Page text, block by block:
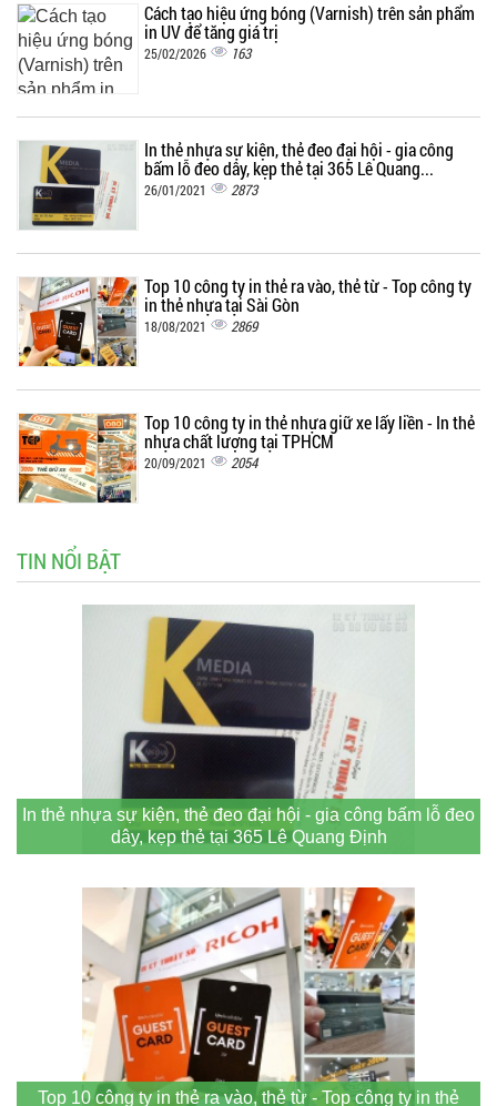
Cách tạo hiệu ứng bóng (Varnish) trên sản phẩm
in UV để tăng giá trị
25/02/2026 163
In thẻ nhựa sự kiện, thẻ đeo đại hội - gia công
bấm lỗ đeo dây, kẹp thẻ tại 365 Lê Quang...
26/01/2021 2873
Top 10 công ty in thẻ ra vào, thẻ từ - Top công ty
in thẻ nhựa tại Sài Gòn
18/08/2021 2869
Top 10 công ty in thẻ nhựa giữ xe lấy liền - In thẻ
nhựa chất lượng tại TPHCM
20/09/2021 2054
TIN NỔI BẬT
In thẻ nhựa sự kiện, thẻ đeo đại hội - gia công bấm lỗ đeo
dây, kẹp thẻ tại 365 Lê Quang Định
Top 10 công ty in thẻ ra vào, thẻ từ - Top công ty in thẻ